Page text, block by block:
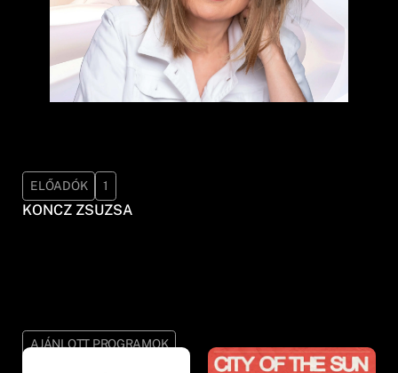
ELŐADÓK 1
KONCZ ZSUZSA
AJÁNLOTT PROGRAMOK